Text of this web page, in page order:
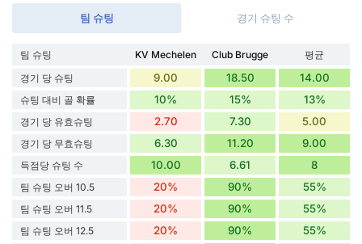
팀 슈팅 경기 슈팅 수
팀 슈팅 KV Mechelen Club Brugge
평균
경기 당 슈팅
9.00 18.50 14.00
슈팅 대비 골 확률 10% 15% 13%
경기 당 유효슈팅 2.70 7.30 5.00
경기 당 무효슈팅 6.30 11.20 9.00
득점당 슈팅 수 10.00 6.61 8
팀 슈팅 오버 10.5 20% 90% 55%
팀 슈팅 오버 11.5 20% 90% 55%
팀 슈팅 오버 12.5 20% 90% 55%